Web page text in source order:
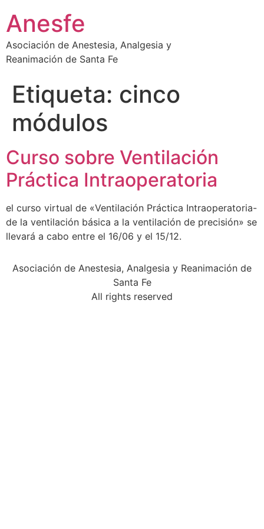
contenido
Anesfe
Asociación de Anestesia, Analgesia y
Reanimación de Santa Fe
Etiqueta: cinco
módulos
Curso sobre Ventilación
Práctica Intraoperatoria
el curso virtual de «Ventilación Práctica Intraoperatoria-
de la ventilación básica a la ventilación de precisión» se
llevará a cabo entre el 16/06 y el 15/12.
Asociación de Anestesia, Analgesia y Reanimación de
Santa Fe
All rights reserved